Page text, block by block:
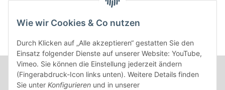
Wie wir Cookies & Co nutzen
Durch Klicken auf „Alle akzeptieren“ gestatten Sie den
Einsatz folgender Dienste auf unserer Website: YouTube,
Vimeo. Sie können die Einstellung jederzeit ändern
(Fingerabdruck-Icon links unten). Weitere Details finden
Sie unter Konfigurieren und in unserer
Kontakt